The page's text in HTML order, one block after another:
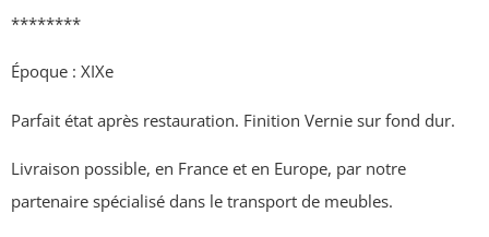
********
Époque : XIXe
Parfait état après restauration. Finition Vernie sur fond dur.
Livraison possible, en France et en Europe, par notre
partenaire spécialisé dans le transport de meubles.